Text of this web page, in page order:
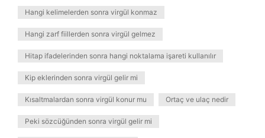
Hangi kelimelerden sonra virgül konmaz
Hangi zarf fiillerden sonra virgül gelmez
Hitap ifadelerinden sonra hangi noktalama işareti kullanılır
Kip eklerinden sonra virgül gelir mi
Kısaltmalardan sonra virgül konur mu Ortaç ve ulaç nedir
Peki sözcüğünden sonra virgül gelir mi